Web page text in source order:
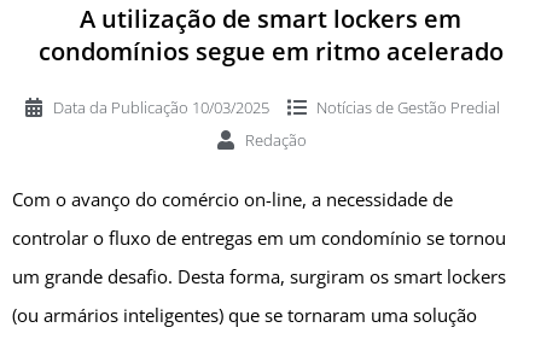
A utilização de smart lockers em
condomínios segue em ritmo acelerado
Data da Publicação 10/03/2025 Notícias deGestão Predial
Redação
Com o avanço do comércio on-line, a necessidade de
controlar o fluxo de entregas em um condomínio se tornou
um grande desafio. Desta forma, surgiram os smart lockers
(ou armários inteligentes) que se tornaram uma solução